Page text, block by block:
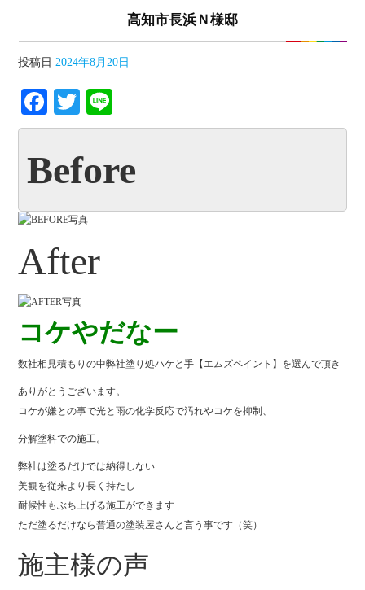
高知市長浜Ｎ様邸
投稿日 2024年8月20日
Facebook
Twitter
Before
After
コケやだなー
数社相見積もりの中弊社塗り処ハケと手【エムズペイント】を選んで頂き
ありがとうございます。
コケが嫌との事で光と雨の化学反応で汚れやコケを抑制、
分解塗料での施工。
弊社は塗るだけでは納得しない
美観を従来より長く持たし
耐候性もぶち上げる施工ができます
ただ塗るだけなら普通の塗装屋さんと言う事です（笑）
施主様の声